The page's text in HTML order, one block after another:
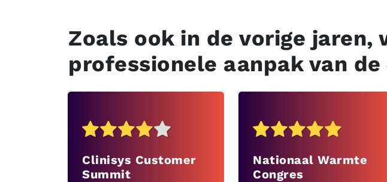
Zoals ook in de vorige
professionele aanpak van
Clinisys Customer
Summit
Nationaal Warmte
Congres